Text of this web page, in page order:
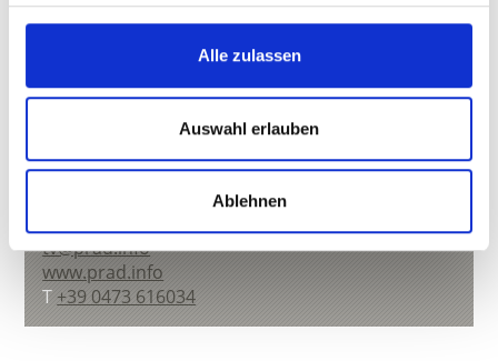
Alle zulassen
Auswahl erlauben
Ablehnen
BIRKE
tv@prad.info
www.prad.info
T +39 0473 616034